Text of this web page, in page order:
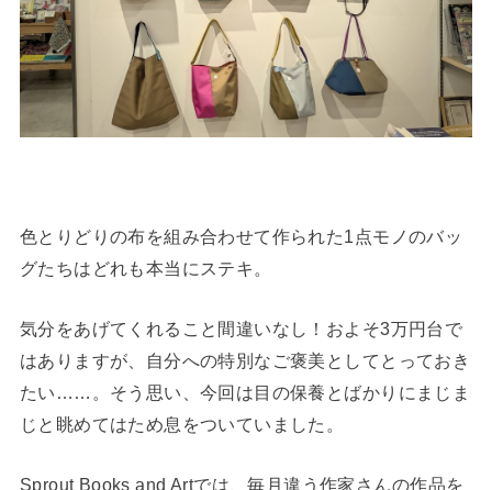
色とりどりの布を組み合わせて作られた1点モノのバッ
グたちはどれも本当にステキ。
気分をあげてくれること間違いなし！およそ3万円台で
はありますが、自分への特別なご褒美としてとっておき
たい……。そう思い、今回は目の保養とばかりにまじま
じと眺めてはため息をついていました。
Sprout Books and Artでは、毎月違う作家さんの作品を